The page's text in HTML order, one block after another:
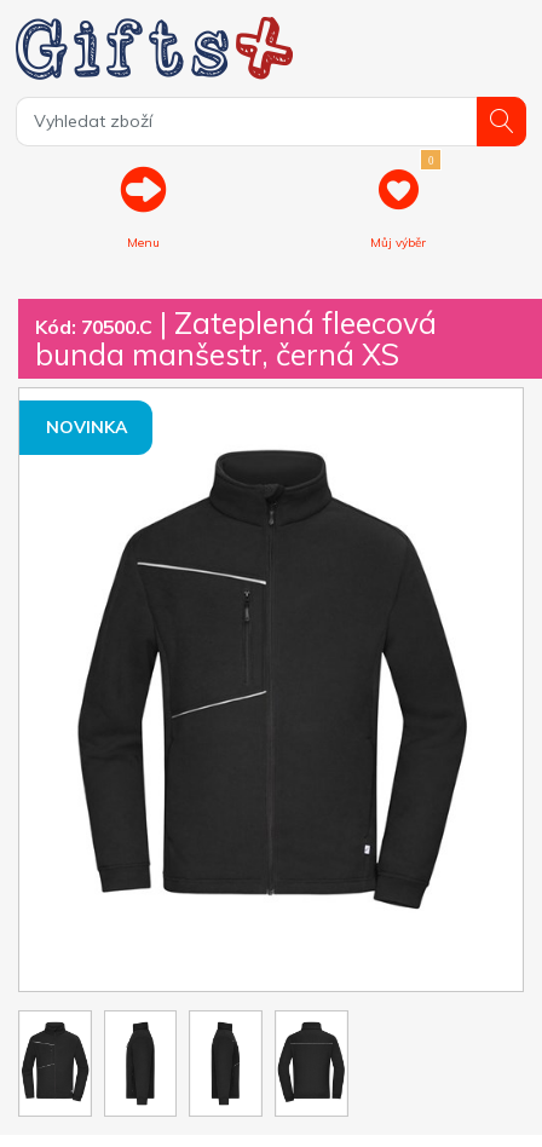
Menu
0
Můj výběr
Kód: 70500.C | Zateplená fleecová
bunda manšestr, černá XS
NOVINKA